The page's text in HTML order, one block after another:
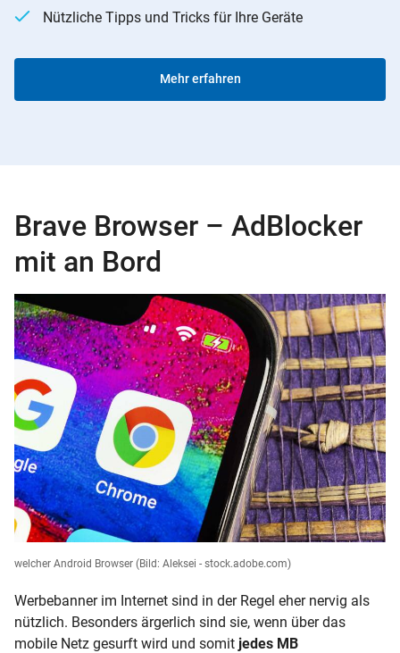
Nützliche Tipps und Tricks für Ihre Geräte
Mehr erfahren
Brave Browser – AdBlocker
mit an Bord
welcher Android Browser (Bild: Aleksei - stock.adobe.com)
Werbebanner im Internet sind in der Regel eher nervig als
nützlich. Besonders ärgerlich sind sie, wenn über das
mobile Netz gesurft wird und somit jedes MB